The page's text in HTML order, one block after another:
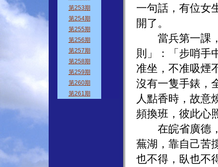
一句話，有位女
開了。
當兵第一課，
則」：「步哨手
准坐，不准吸
沒有一隻手錶，
人點香時，故意
頻換班，彼此心
在皖省廣德，
蕪湖，靠自己苦
也不得，臥也不